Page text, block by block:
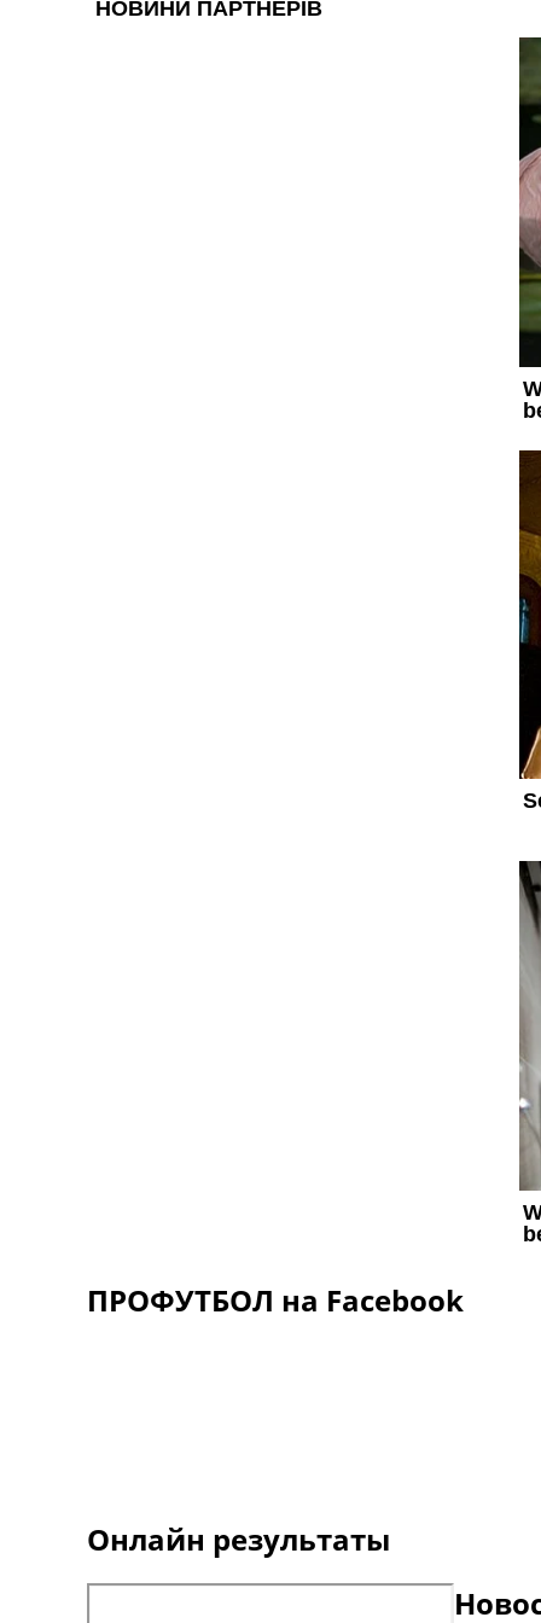
ПРОФУТБОЛ на Facebook
Онлайн результаты